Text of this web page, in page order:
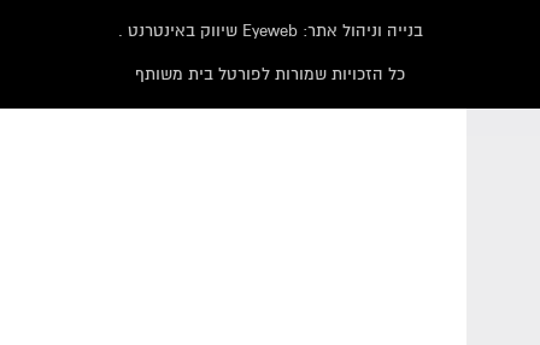
בנייה וניהול אתר: Eyeweb שיווק באינטרנט .
כל הזכויות שמורות לפורטל בית משותף
לחץ למעבר לקבוצה